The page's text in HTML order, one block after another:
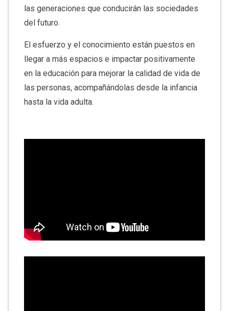
las generaciones que conducirán las sociedades
del futuro.
El esfuerzo y el conocimiento están puestos en
llegar a más espacios e impactar positivamente
en la educación para mejorar la calidad de vida de
las personas, acompañándolas desde la infancia
hasta la vida adulta.